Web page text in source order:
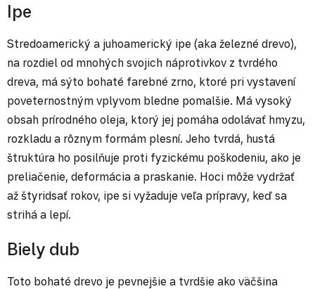
Ipe
Stredoamerický a juhoamerický ipe (aka železné drevo),
na rozdiel od mnohých svojich náprotivkov z tvrdého
dreva, má sýto bohaté farebné zrno, ktoré pri vystavení
poveternostným vplyvom bledne pomalšie. Má vysoký
obsah prírodného oleja, ktorý jej pomáha odolávať hmyzu,
rozkladu a rôznym formám plesní. Jeho tvrdá, hustá
štruktúra ho posilňuje proti fyzickému poškodeniu, ako je
preliačenie, deformácia a praskanie. Hoci môže vydržať
až štyridsať rokov, ipe si vyžaduje veľa prípravy, keď sa
strihá a lepí.
Biely dub
Toto bohaté drevo je pevnejšie a tvrdšie ako väčšina